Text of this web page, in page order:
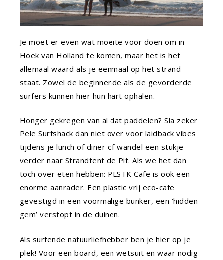
Je moet er even wat moeite voor doen om in
Hoek van Holland te komen, maar het is het
allemaal waard als je eenmaal op het strand
staat. Zowel de beginnende als de gevorderde
surfers kunnen hier hun hart ophalen.
Honger gekregen van al dat paddelen? Sla zeker
Pele Surfshack dan niet over voor laidback vibes
tijdens je lunch of diner of wandel een stukje
verder naar Strandtent de Pit. Als we het dan
toch over eten hebben: PLSTK Cafe is ook een
enorme aanrader. Een plastic vrij eco-cafe
gevestigd in een voormalige bunker, een ‘hidden
gem’ verstopt in de duinen.
Als surfende natuurliefhebber ben je hier op je
plek! Voor een board, een wetsuit en waar nodig